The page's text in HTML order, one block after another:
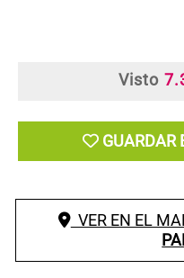
Visto
GUARDAR
VER EN EL